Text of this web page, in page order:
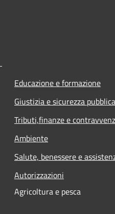
Educazione e formazione
Giustizia e sicurezza pubblica
Tributi,finanze e
Ambiente
Salute, benessere e
Autorizzazioni
Agricoltura e pesca